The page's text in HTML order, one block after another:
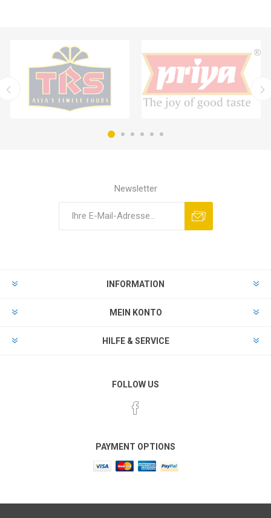
Newsletter
INFORMATION
MEIN KONTO
HILFE & SERVICE
FOLLOW US
PAYMENT OPTIONS